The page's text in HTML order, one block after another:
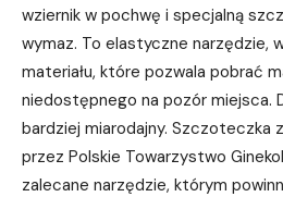
wziernik w pochwę i specjalną
wymaz. To elastyczne narzędzie,
materiału, które pozwala pobrać
niedostępnego na pozór miejsca.
bardziej miarodajny. Szczoteczka
przez Polskie Towarzystwo
zalecane narzędzie, którym